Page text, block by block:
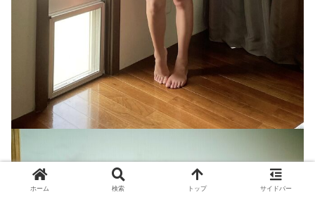
ホーム 検索 トップ サイドバー